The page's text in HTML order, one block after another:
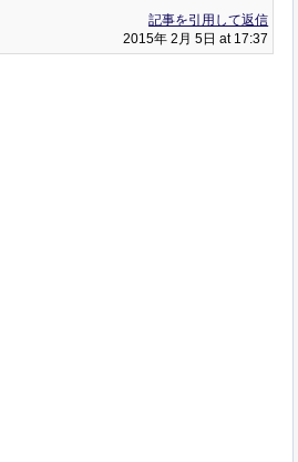
記事を引用して返信
2015年 2月 5日 at 17:37